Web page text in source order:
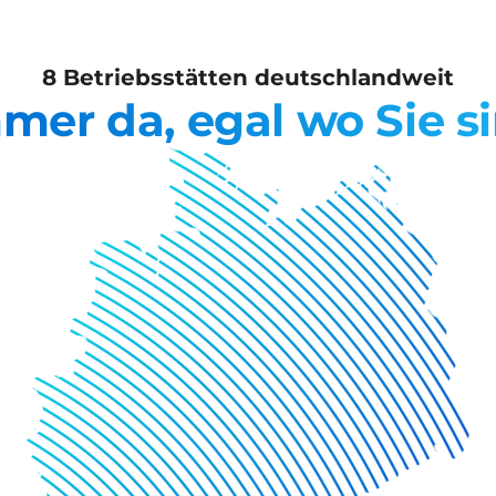
8 Betriebsstätten deutschlandweit
da, egal wo Sie